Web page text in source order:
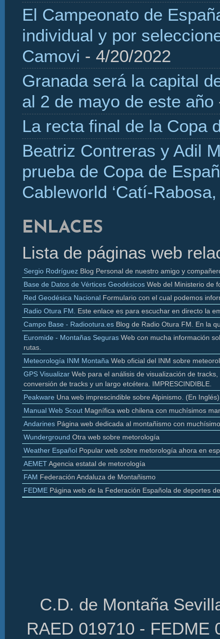
El Campeonato de
individual y por
Camovi - 4/20/2022
Granada será la capital
al 2 de mayo de este año
La recta final de la Copa
Beatriz Contreras y Adil
prueba de Copa de
Cableworld ‘Catí-
ENLACES
Lista de páginas web
Sergio Rodríguez Blog Personal de nuestro amigo y
Base de Datos de Vértices Geodésicos Web del Ministerio de
Red Geodésica Nacional Formulario con el cual podemos
Radio Otura FM.
Este enlace es para escuchar en directo la
Campo Base - Radiootura.es Blog de Radio Otura FM. En la
Euromide - Montañas Seguras Web con mucha información
rutas.
Meteorología INM Montaña Web oficial del INM sobre
GPS Visualizar Web para el análisis de visualización de tracks
conversión de tracks y un largo etcétera. IMPRESCINDIBLE.
Peakware Una web imprescindible sobre Alpinismo. (En Inglés)
Manual Web Scout Magnífica web chilena con muchísimos
Andarines Página web dedicada al montañismo con
Wunderground Otra web sobre metorología
Weather Español Popular web sobre metorología ahora en
AEMETAgencia estatal de metorología
FAM Federación Andaluza de Montañismo
FEDME Página web de la Federación Española de deportes
C.D. de Montaña
RAED 019710 -